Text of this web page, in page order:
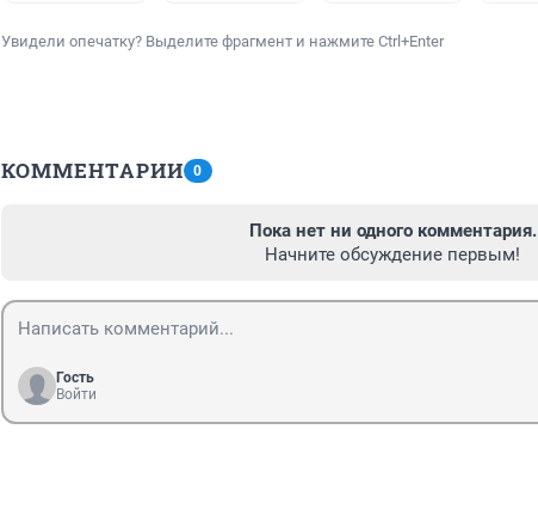
Увидели опечатку? Выделите фрагмент и нажмите Ctrl+Enter
КОММЕНТАРИИ 0
Пока нет ни одного комментария.
Начните обсуждение первым!
Гость
Войти